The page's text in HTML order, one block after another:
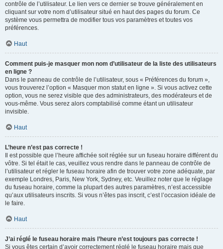
contrôle de l’utilisateur. Le lien vers ce dernier se trouve généralement en
cliquant sur votre nom d’utilisateur situé en haut des pages du forum. Ce
système vous permettra de modifier tous vos paramètres et toutes vos
préférences.
Haut
Comment puis-je masquer mon nom d’utilisateur de la liste des utilisateurs
en ligne ?
Dans le panneau de contrôle de l’utilisateur, sous « Préférences du forum »,
vous trouverez l’option « Masquer mon statut en ligne ». Si vous activez cette
option, vous ne serez visible que des administrateurs, des modérateurs et de
vous-même. Vous serez alors comptabilisé comme étant un utilisateur
invisible.
Haut
L’heure n’est pas correcte !
Il est possible que l’heure affichée soit réglée sur un fuseau horaire différent du
vôtre. Si tel était le cas, veuillez vous rendre dans le panneau de contrôle de
l’utilisateur et régler le fuseau horaire afin de trouver votre zone adéquate, par
exemple Londres, Paris, New York, Sydney, etc. Veuillez noter que le réglage
du fuseau horaire, comme la plupart des autres paramètres, n’est accessible
qu’aux utilisateurs inscrits. Si vous n’êtes pas inscrit, c’est l’occasion idéale de
le faire.
Haut
J’ai réglé le fuseau horaire mais l’heure n’est toujours pas correcte !
Si vous êtes certain d’avoir correctement réglé le fuseau horaire mais que